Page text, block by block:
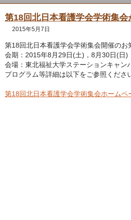
第18回北日本看護学会学術集
2015年5月7日
第18回北日本看護学会学術集会開催のお
会期：2015年8月29日(土)，8月30日(日)
会場：東北福祉大学ステーションキャン
プログラム等詳細は以下をご参照くださ
第18回北日本看護学会学術集会ホームペ